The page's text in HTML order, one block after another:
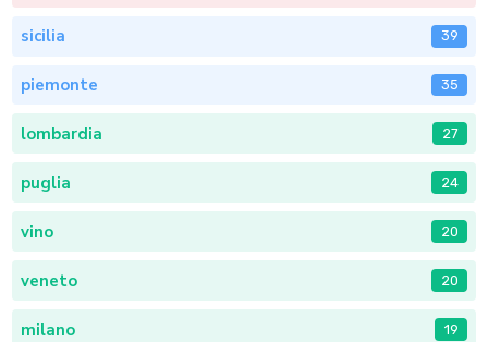
sicilia 39
piemonte 35
lombardia 27
puglia 24
vino 20
veneto 20
milano 19